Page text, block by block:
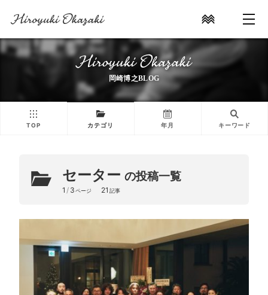
岡崎博之BLOG
TOP カテゴリ 年月 キーワード
セーター の投稿一覧
1 / 3ページ 21 記事